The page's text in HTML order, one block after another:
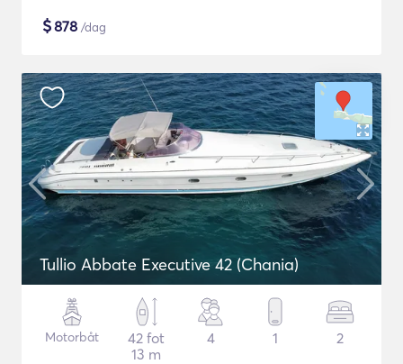
$878 /dag
Tullio Abbate Executive 42 (Chania)
Motorbåt
42 fot
13 m
4 1 2